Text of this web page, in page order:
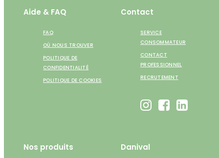
Nos produits Danival
Aide & FAQ
FAQ
OÙ NOUS TROUVER
POLITIQUE DE
CONFIDENTIALITÉ
POLITIQUE DE COOKIES
Contact
SERVICE
CONSOMMATEUR
CONTACT
PROFESSIONNEL
RECRUTEMENT